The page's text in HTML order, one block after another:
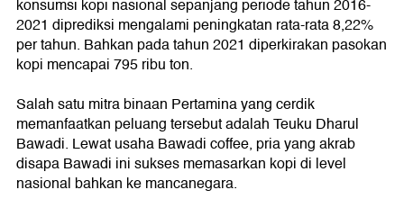
konsumsi kopi nasional sepanjang periode tahun 2016-
2021 diprediksi mengalami peningkatan rata-rata 8,22%
per tahun. Bahkan pada tahun 2021 diperkirakan pasokan
kopi mencapai 795 ribu ton.
Salah satu mitra binaan Pertamina yang cerdik
memanfaatkan peluang tersebut adalah Teuku Dharul
Bawadi. Lewat usaha Bawadi coffee, pria yang akrab
disapa Bawadi ini sukses memasarkan kopi di level
nasional bahkan ke mancanegara.